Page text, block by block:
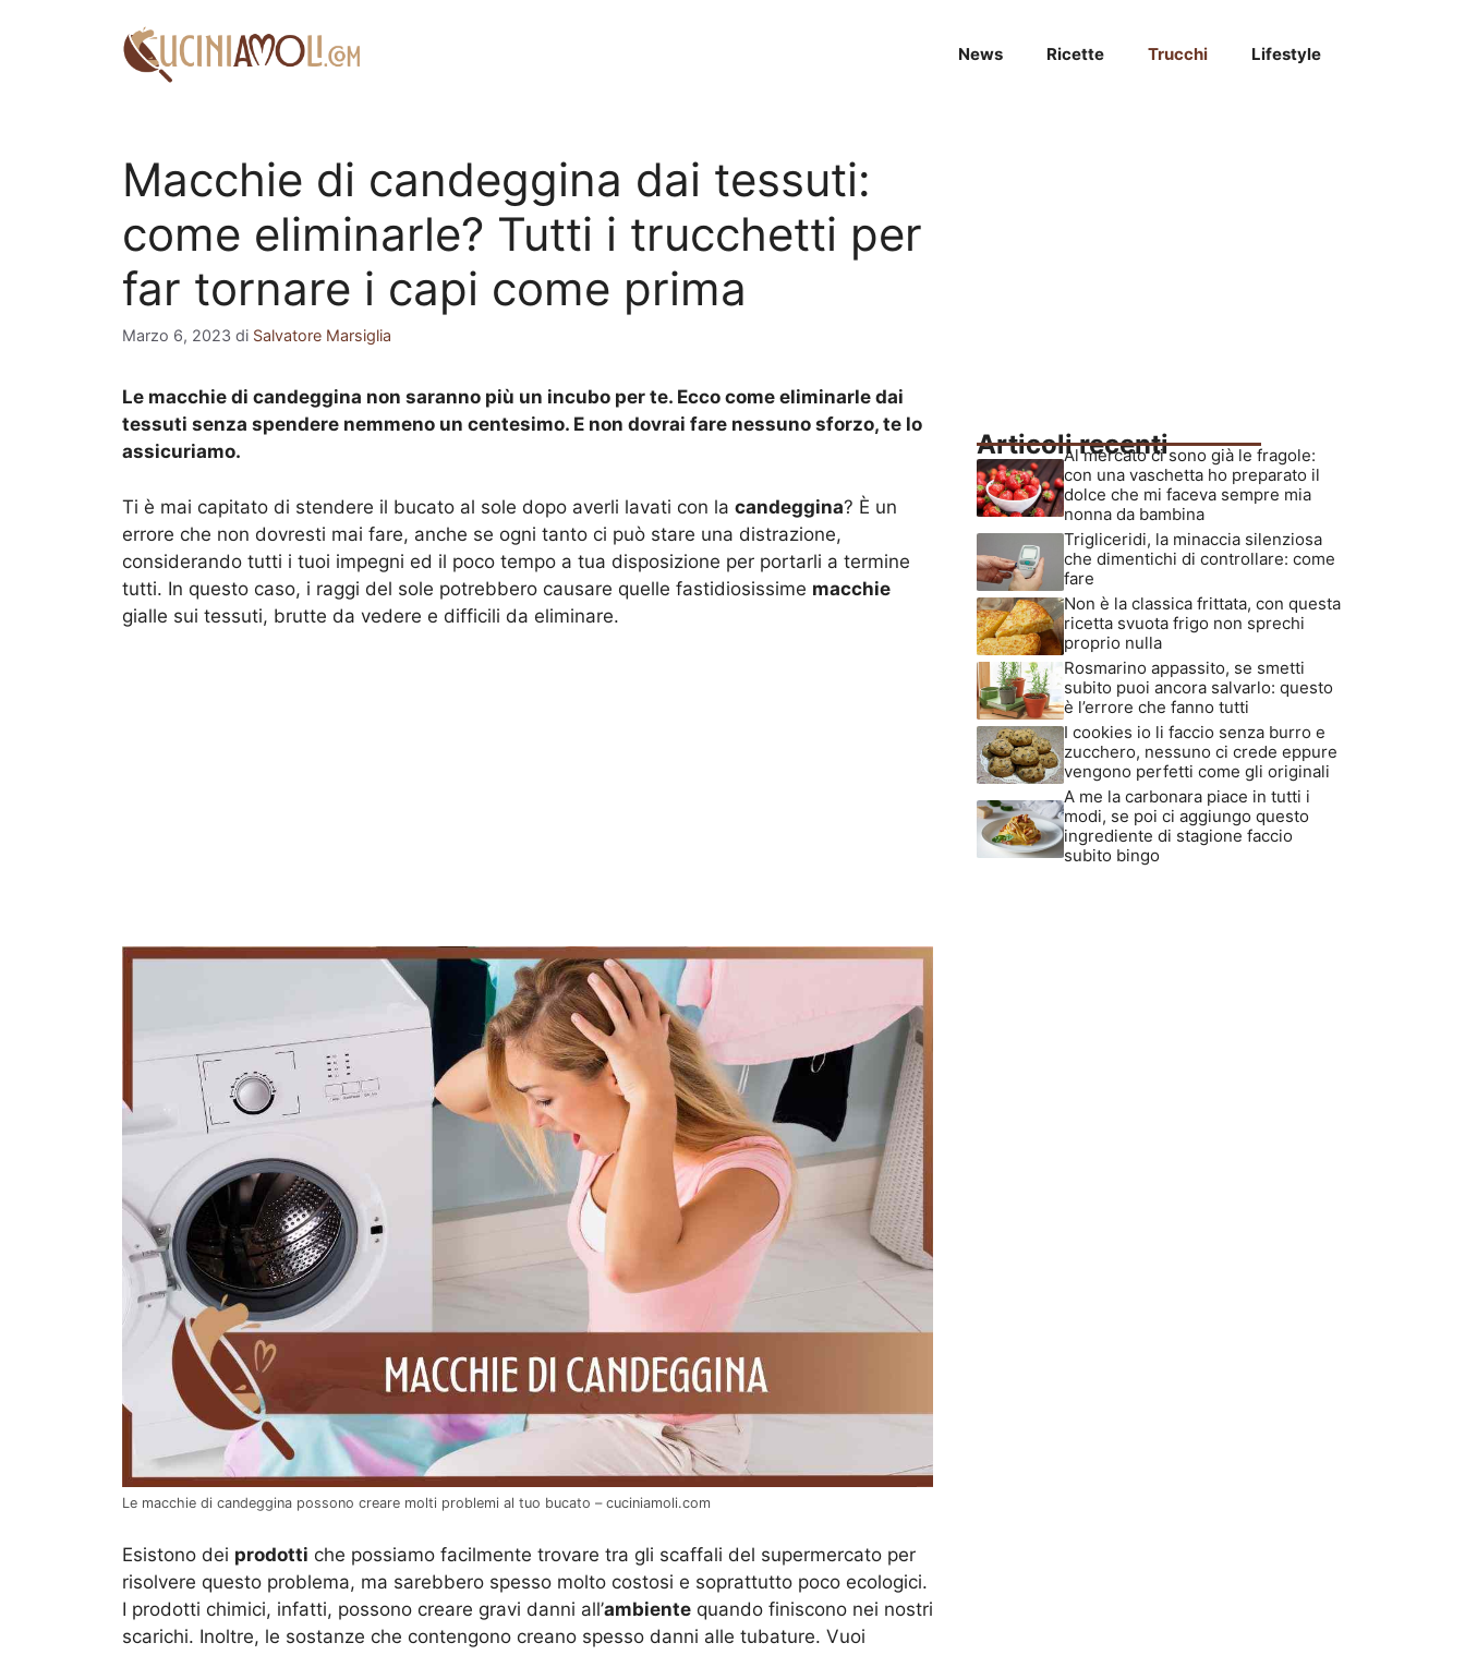
News Ricette Trucchi Lifestyle
Macchie di candeggina dai tessuti:
come eliminarle? Tutti i trucchetti per
far tornare i capi come prima
Marzo 6, 2023 di Salvatore Marsiglia
Le macchie di candeggina non saranno più un incubo per te. Ecco come eliminarle dai
tessuti senza spendere nemmeno un centesimo. E non dovrai fare nessuno sforzo, te lo
assicuriamo.
Ti è mai capitato di stendere il bucato al sole dopo averli lavati con la candeggina? È un
errore che non dovresti mai fare, anche se ogni tanto ci può stare una distrazione,
considerando tutti i tuoi impegni ed il poco tempo a tua disposizione per portarli a termine
tutti. In questo caso, i raggi del sole potrebbero causare quelle fastidiosissime macchie
gialle sui tessuti, brutte da vedere e difficili da eliminare.
Le macchie di candeggina possono creare molti problemi al tuo bucato – cuciniamoli.com
Esistono dei prodotti che possiamo facilmente trovare tra gli scaffali del supermercato per
risolvere questo problema, ma sarebbero spesso molto costosi e soprattutto poco ecologici.
I prodotti chimici, infatti, possono creare gravi danni all’ambiente quando finiscono nei nostri
scarichi. Inoltre, le sostanze che contengono creano spesso danni alle tubature. Vuoi
Articoli recenti
Al mercato ci sono già le fragole:
con una vaschetta ho preparato il
dolce che mi faceva sempre mia
nonna da bambina
Trigliceridi, la minaccia silenziosa
che dimentichi di controllare: come
fare
Non è la classica frittata, con questa
ricetta svuota frigo non sprechi
proprio nulla
Rosmarino appassito, se smetti
subito puoi ancora salvarlo: questo
è l’errore che fanno tutti
I cookies io li faccio senza burro e
zucchero, nessuno ci crede eppure
vengono perfetti come gli originali
A me la carbonara piace in tutti i
modi, se poi ci aggiungo questo
ingrediente di stagione faccio
subito bingo